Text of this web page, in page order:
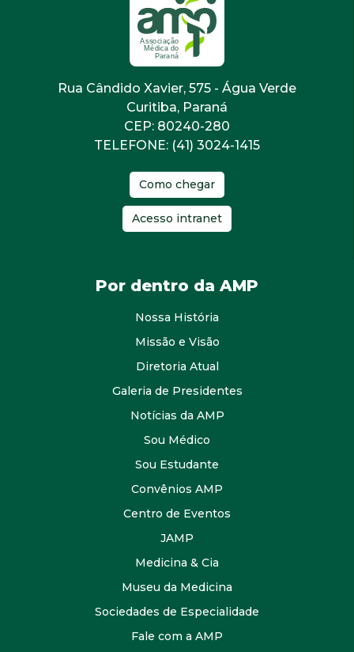
Rua Cândido Xavier, 575 - Água Verde
Curitiba, Paraná
CEP: 80240-280
TELEFONE: (41) 3024-1415
Como chegar
Acesso intranet
Por dentro da AMP
Nossa História
Missão e Visão
Diretoria Atual
Galeria de Presidentes
Notícias da AMP
Sou Médico
Sou Estudante
Convênios AMP
Centro de Eventos
JAMP
Medicina & Cia
Museu da Medicina
Sociedades de Especialidade
Fale com a AMP